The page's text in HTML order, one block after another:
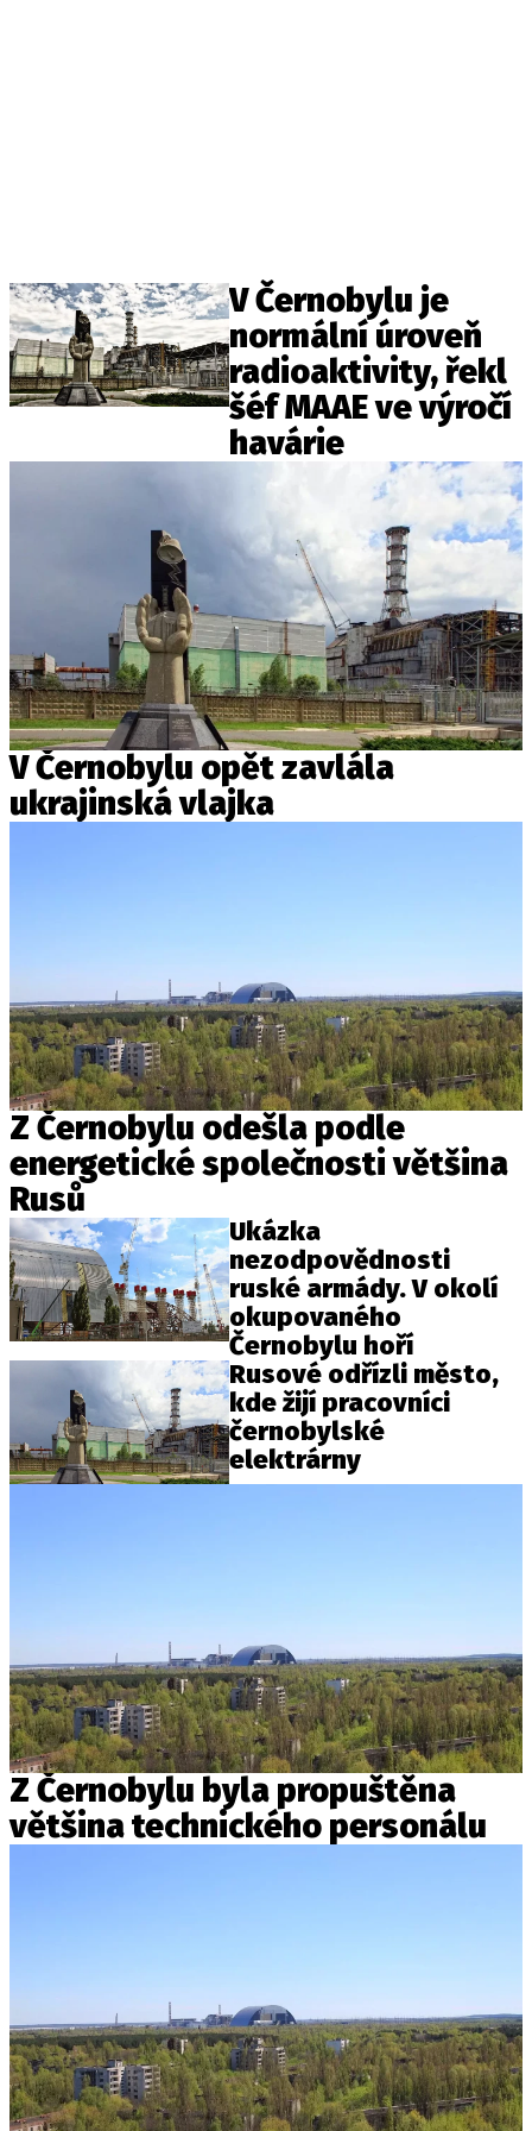
V Černobylu je
normální úroveň
radioaktivity, řekl
šéf MAAE ve výročí
havárie
V Černobylu opět zavlála
ukrajinská vlajka
Z Černobylu odešla podle
energetické společnosti většina
Rusů
Ukázka
nezodpovědnosti
ruské armády. V okolí
okupovaného
Černobylu hoří
Rusové odřízli město,
kde žijí pracovníci
černobylské
elektrárny
Z Černobylu byla propuštěna
většina technického personálu